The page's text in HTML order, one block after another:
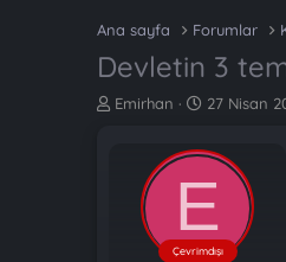
Ana sayfa Forumlar
Devletin 3
K
Emirhan
B
a
n
g
ı
27 Nisan
E
Çevrimdışı